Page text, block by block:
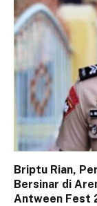
Briptu Rian,
Bersinar di
Antween Fest